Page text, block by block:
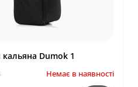
Dumok 1
Немає в наявності